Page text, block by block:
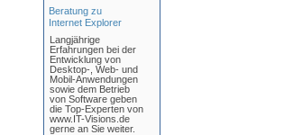
Beratung zu
Internet Explorer
Langjährige
Erfahrungen bei der
Entwicklung von
Desktop-, Web- und
Mobil-Anwendungen
sowie dem Betrieb
von Software geben
die Top-Experten von
www.IT-Visions.de
gerne an Sie weiter.